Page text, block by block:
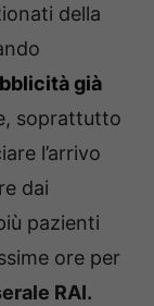
della
già
soprattutto
l’arrivo
dai
pazienti
ore per
RAI.